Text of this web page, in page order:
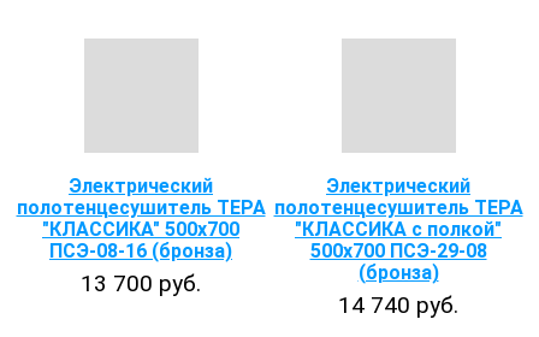
Электрический
полотенцесушитель ТЕРА
"КЛАССИКА" 500х700
ПСЭ-08-16 (бронза)
13 700 руб.
Электрический
полотенцесушитель ТЕРА
"КЛАССИКА с полкой"
500х700 ПСЭ-29-08
(бронза)
14 740 руб.